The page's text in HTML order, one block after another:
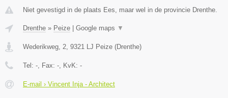
Niet gevestigd in de plaats Ees, maar wel in de provincie Drenthe.
Drenthe » Peize Google maps ▼
Wederikweg, 2 9321 LJ Peize (Drenthe)
Tel: - , Fax: - , KvK: -
E-mail › Vincent Inja - Architect